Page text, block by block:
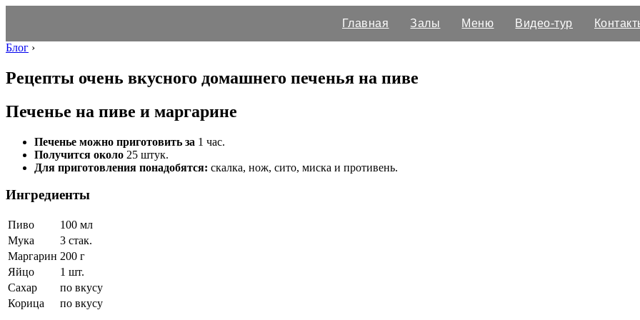
Главная Залы Меню Видео-тур
Блог ›
Рецепты очень вкусного домашнего печенья на пиве
Печенье на пиве и маргарине
Печенье можно приготовить за 1 час.
Получится около 25 штук.
Для приготовления понадобятся: скалка, нож, сито, миска и противень.
Ингредиенты
Пиво
100 мл
Мука
3 стак.
Маргарин 200 г
Яйцо
1 шт.
Сахар
по вкусу
Корица
по вкусу